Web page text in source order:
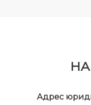
Адрес